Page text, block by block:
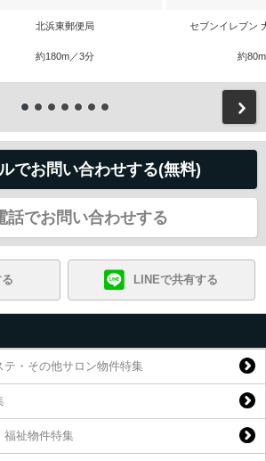
北浜東郵便局
約180m／3分
セブンイレブン
約
でお問い合わせする(無料)
話でお問い合わせする
LINEで共有する
・その他サロン物件特集
福祉物件特集